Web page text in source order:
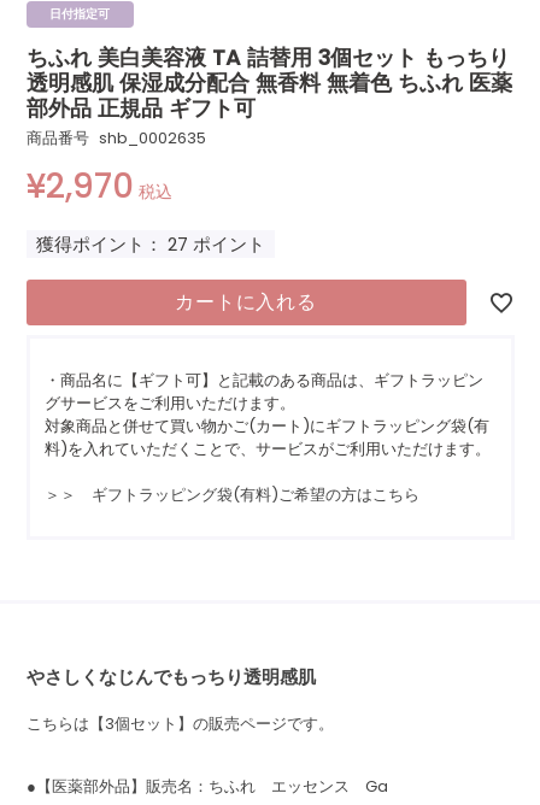
日付指定可
ちふれ 美白美容液 TA 詰替用 3個セット もっちり
透明感肌 保湿成分配合 無香料 無着色 ちふれ 医薬
部外品 正規品 ギフト可
商品番号 shb_0002635
¥2,970 税込
獲得ポイント： 27 ポイント
カートに入れる
・商品名に【ギフト可】と記載のある商品は、ギフトラッピン
グサービスをご利用いただけます。
対象商品と併せて買い物かご(カート)にギフトラッピング袋(有
料)を入れていただくことで、サービスがご利用いただけます。
＞＞ ギフトラッピング袋(有料)ご希望の方はこちら
やさしくなじんでもっちり透明感肌
こちらは【3個セット】の販売ページです。
●【医薬部外品】販売名：ちふれ エッセンス Ga